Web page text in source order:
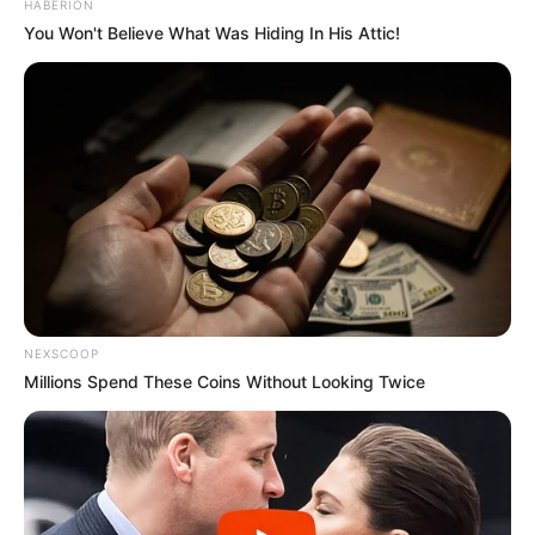
Pinterest
Gostou do nosso passo a passo decomo fazer
vassoura de garrafa pet? Então deixe no
HABERION
You Won't Believe What Was Hiding In His Attic!
NEXSCOOP
Millions Spend These Coins Without Looking Twice